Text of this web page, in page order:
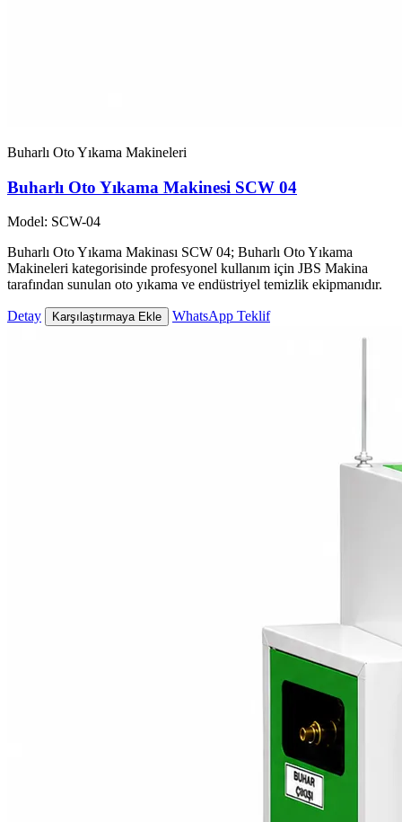
Buharlı Oto Yıkama Makineleri
Buharlı Oto Yıkama Makinesi SCW 04
Model: SCW-04
Buharlı Oto Yıkama Makinası SCW 04; Buharlı Oto Yıkama
Makineleri kategorisinde profesyonel kullanım için JBS Makina
tarafından sunulan oto yıkama ve endüstriyel temizlik ekipmanıdır.
Detay Karşılaştırmaya Ekle WhatsApp Teklif